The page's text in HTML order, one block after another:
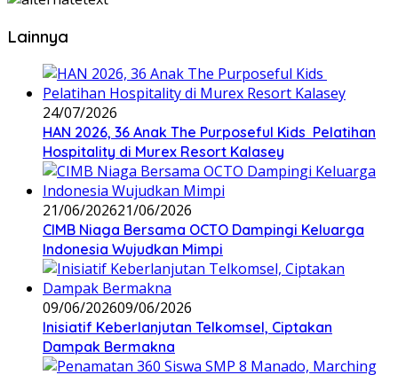
Lainnya
24/07/2026
HAN 2026, 36 Anak The Purposeful Kids Pelatihan
Hospitality di Murex Resort Kalasey
21/06/202621/06/2026
CIMB Niaga Bersama OCTO Dampingi Keluarga
Indonesia Wujudkan Mimpi
09/06/202609/06/2026
Inisiatif Keberlanjutan Telkomsel, Ciptakan
Dampak Bermakna